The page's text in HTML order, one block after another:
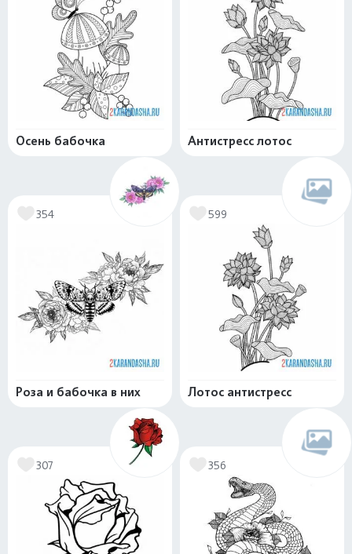
Осень бабочка Антистресс лотос
354
Роза и бабочка в них
599
Лотос антистресс
307 356